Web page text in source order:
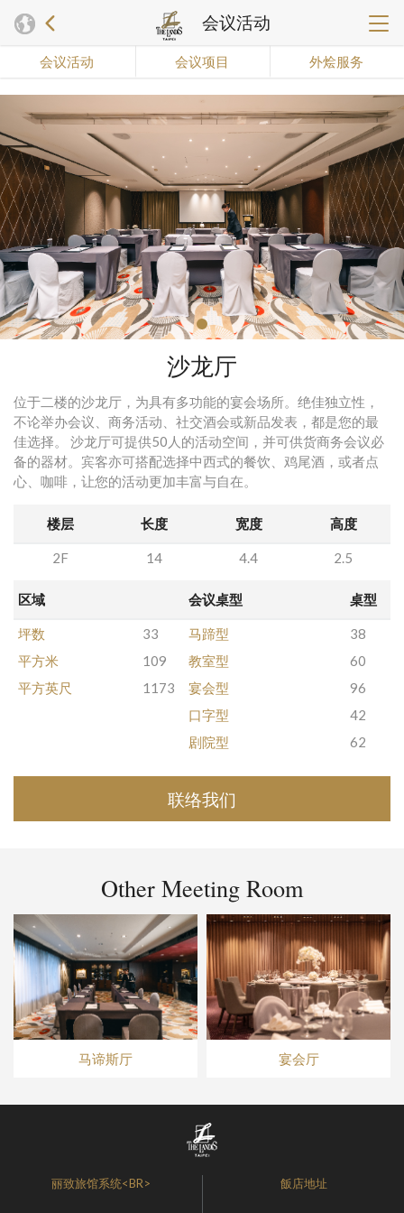
会议活动
会议活动 会议项目 外烩服务
沙龙厅
位于二楼的沙龙厅，为具有多功能的宴会场所。绝佳独立性，
不论举办会议、商务活动、社交酒会或新品发表，都是您的最
佳选择。 沙龙厅可提供50人的活动空间，并可供货商务会议必
备的器材。宾客亦可搭配选择中西式的餐饮、鸡尾酒，或者点
心、咖啡，让您的活动更加丰富与自在。
楼层 长度 宽度 高度
2F 14 4.4 2.5
区域 会议桌型 桌型
坪数 33 马蹄型
38
平方米
109 教室型
60
平方英尺
1173 宴会型
96
口字型
42
剧院型
62
联络我们
Other Meeting Room
马谛斯厅 宴会厅
丽致旅馆系统<BR> 飯店地址